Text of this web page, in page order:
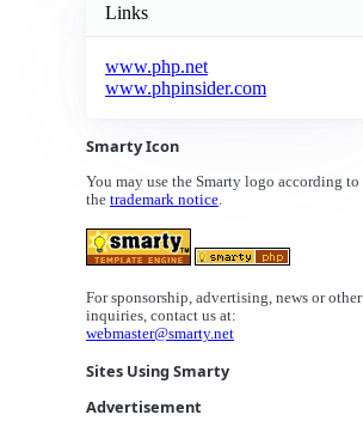
Links
www.php.net
www.phpinsider.com
Smarty Icon
You may use the Smarty logo according to
the trademark notice.
For sponsorship, advertising, news or other
inquiries, contact us at:
webmaster@smarty.net
Sites Using Smarty
Advertisement